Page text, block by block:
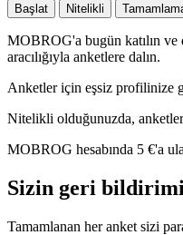
Başlat Nitelikli
MOBROG'a bugün katılın ve
aracılığıyla anketlere dalın.
Anketler için eşsiz profilinize
Nitelikli olduğunuzda,
MOBROG hesabında 5 €'a
Sizin geri
Tamamlanan her anket sizi